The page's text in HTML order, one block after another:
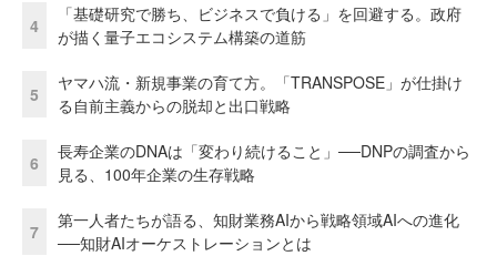
4
「基礎研究で勝ち、ビジネスで負ける」を回避する。政府
が描く量子エコシステム構築の道筋
5
ヤマハ流・新規事業の育て方。「TRANSPOSE」が仕掛け
る自前主義からの脱却と出口戦略
6
長寿企業のDNAは「変わり続けること」──DNPの調査から
見る、100年企業の生存戦略
7
第一人者たちが語る、知財業務AIから戦略領域AIへの進化
──知財AIオーケストレーションとは